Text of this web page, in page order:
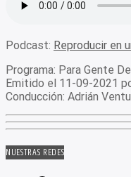
Podcast: Reproducir en
Programa: Para Gente
Emitido el 11-09-2021
Conducción: Adrián
NUESTRAS REDES